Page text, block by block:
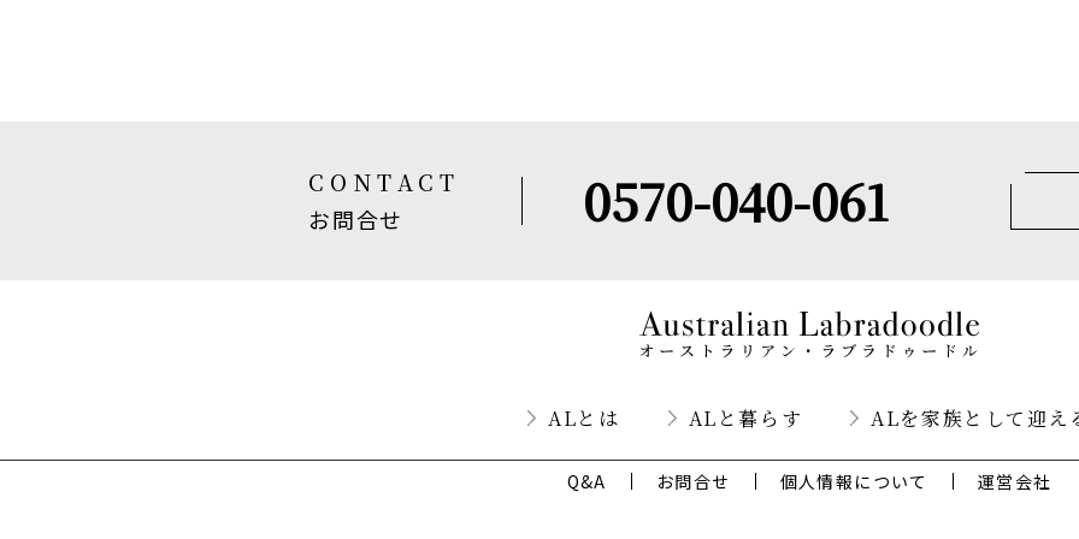
CONTACT
お問合せ
0570-040-061
ALとは ALと暮らす ALを家族として迎え
Q&A お問合せ 個人情報について 運営会社